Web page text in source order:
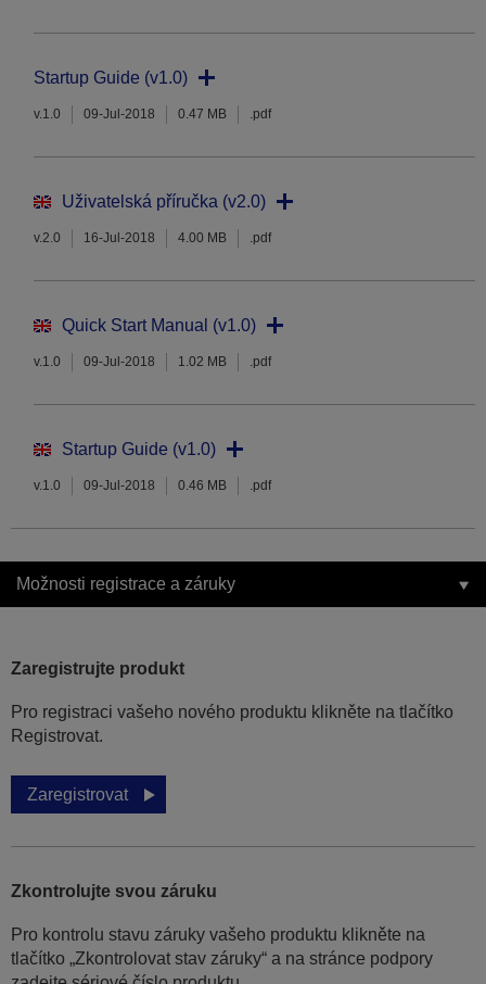
Startup Guide (v1.0)
v.1.0 09-Jul-2018 0.47 MB .pdf
Uživatelská příručka (v2.0)
v.2.0 16-Jul-2018 4.00 MB .pdf
Quick Start Manual (v1.0)
v.1.0 09-Jul-2018 1.02 MB .pdf
Startup Guide (v1.0)
v.1.0 09-Jul-2018 0.46 MB .pdf
Možnosti registrace a záruky
Zaregistrujte produkt
Pro registraci vašeho nového produktu klikněte na tlačítko
Registrovat.
Zaregistrovat
Zkontrolujte svou záruku
Pro kontrolu stavu záruky vašeho produktu klikněte na
tlačítko „Zkontrolovat stav záruky“ a na stránce podpory